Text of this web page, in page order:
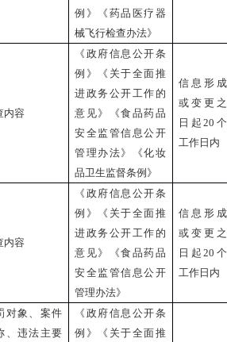
例》《药品医疗器
械飞行检查办法》
内容
《政府信息公开条
例》《关于全面推
进政务公开工作的
意见》《食品药品
安全监管信息公开
管理办法》《化妆
品卫生监督条例》
信息形成
或变更之
日起20 个
工作日内
内容
《政府信息公开条
例》《关于全面推
进政务公开工作的
意见》《食品药品
安全监管信息公开
管理办法》
信息形成
或变更之
日起20 个
工作日内
对象、案件
、违法主要
《政府信息公开条
例》《关于全面推